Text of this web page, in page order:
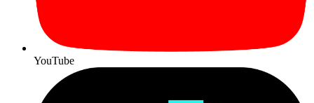
YouTube